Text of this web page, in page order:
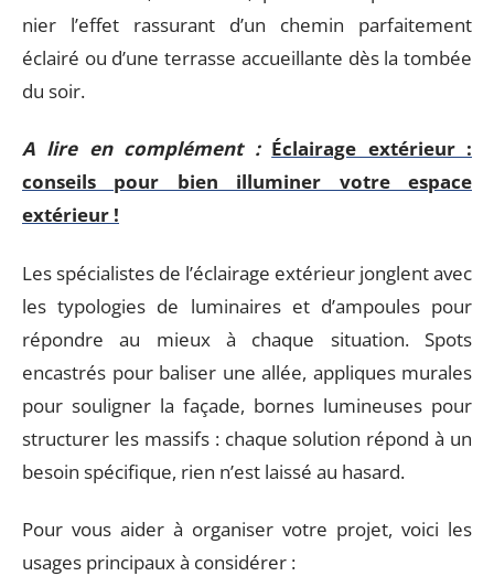
nier l’effet rassurant d’un chemin parfaitement
éclairé ou d’une terrasse accueillante dès la tombée
du soir.
A lire en complément : Éclairage extérieur :
conseils pour bien illuminer votre espace
extérieur !
Les spécialistes de l’éclairage extérieur jonglent avec
les typologies de luminaires et d’ampoules pour
répondre au mieux à chaque situation. Spots
encastrés pour baliser une allée, appliques murales
pour souligner la façade, bornes lumineuses pour
structurer les massifs : chaque solution répond à un
besoin spécifique, rien n’est laissé au hasard.
Pour vous aider à organiser votre projet, voici les
usages principaux à considérer :